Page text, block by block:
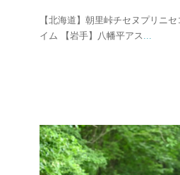
【北海道】朝里峠チセヌプリニ
イム 【岩手】八幡平アス ...